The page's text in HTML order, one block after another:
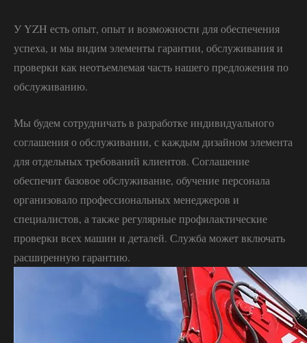
У YZH есть опыт, опыт и возможности для обеспечения
успеха, и мы видим элементы гарантии, обслуживания и
проверки как неотъемлемая часть нашего предложения по
обслуживанию.
Мы будем сотрудничать в разработке индивидуального
соглашения о обслуживании, с каждым дизайном элемента
для отдельных требований клиентов. Соглашение
обеспечит базовое обслуживание, обучение персонала
организовало профессиональных менеджеров и
специалистов, а также регулярные профилактические
проверки всех машин и деталей. Служба может включать
расширенную гарантию.